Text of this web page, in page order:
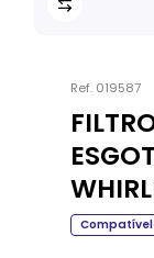
Ref. 019587
Compatível